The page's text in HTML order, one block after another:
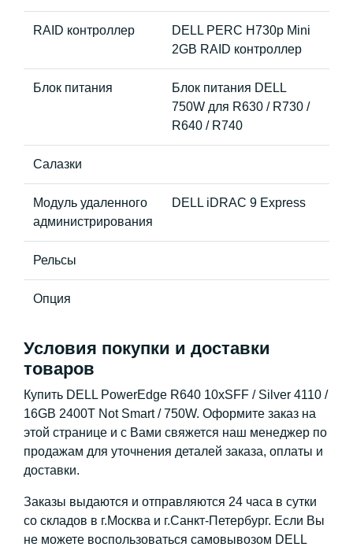
RAID контроллер
DELL PERC H730p Mini
2GB RAID контроллер
Блок питания
Блок питания DELL
750W для R630 / R730 /
R640 / R740
Салазки
Модуль удаленного
администрирования
DELL iDRAC 9 Express
Рельсы
Опция
Условия покупки и доставки
товаров
Купить DELL PowerEdge R640 10xSFF / Silver 4110 /
16GB 2400T Not Smart / 750W. Оформите заказ на
этой странице и с Вами свяжется наш менеджер по
продажам для уточнения деталей заказа, оплаты и
доставки.
Заказы выдаются и отправляются 24 часа в сутки
со складов в г.Москва и г.Санкт-Петербург. Если Вы
не можете воспользоваться самовывозом DELL